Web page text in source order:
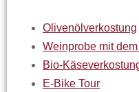
Olivenölverkostung
Weinprobe mit
Bio-
E-Bike Tour